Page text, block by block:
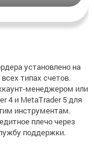
установлено на
типах счетов.
менеджером или
4 и MetaTrader 5 для
инструментам.
плечо через
поддержки.